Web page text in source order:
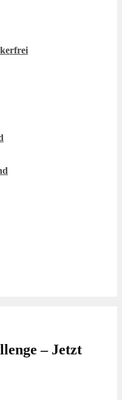
– Jetzt